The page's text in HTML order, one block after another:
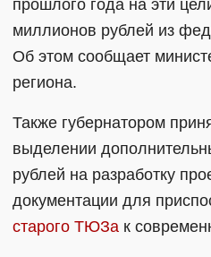
прошлого года на эти
миллионов рублей из
Об этом сообщает
региона.
Также губернатором
выделении
рублей на разработку
документации для
старого ТЮЗа к